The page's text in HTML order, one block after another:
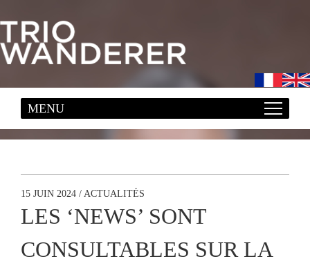
15 JUIN 2024 / ACTUALITÉS
LES ‘NEWS’ SONT
CONSULTABLES SUR LA